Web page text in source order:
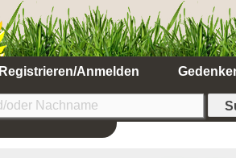
Registrieren/Anmelden